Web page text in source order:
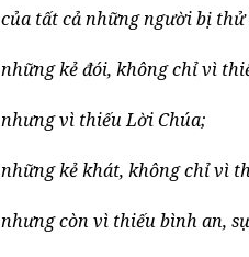
của tất cả những người bị thử
những kẻ đói, không chỉ vì
nhưng vì thiếu Lời Chúa;
những kẻ khát, không chỉ vì
nhưng còn vì thiếu bình an,